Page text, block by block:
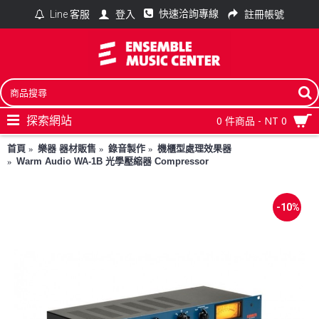
Line 客服 登入 快速洽詢專線 註冊帳號
0 件商品 - NT 0
探索網站
首頁 樂器 器材販售 錄音製作
機櫃型處理效果器
Warm Audio WA-1B 光學壓縮器 Compressor
-10%